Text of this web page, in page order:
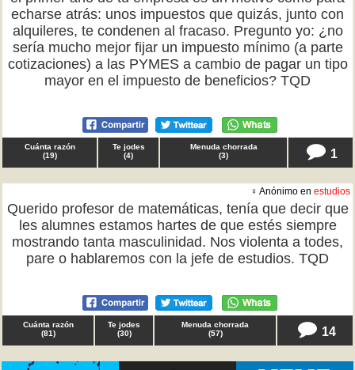
echarse atrás: unos impuestos que quizás, junto con
alquileres, te condenen al fracaso. Pregunto yo: ¿no
sería mucho mejor fijar un impuesto mínimo (a parte
cotizaciones) a las PYMES a cambio de pagar un tipo
mayor en el impuesto de beneficios? TQD
Cuánta razón
(19)
Te jodes
(4)
Menuda chorrada
(3) 1
♀ Anónimo en estudios
Querido profesor de matemáticas, tenía que decir que
les alumnes estamos hartes de que estés siempre
mostrando tanta masculinidad. Nos violenta a todes,
pare o hablaremos con la jefe de estudios. TQD
Cuánta razón
(81)
Te jodes
(30)
Menuda chorrada
(57) 14